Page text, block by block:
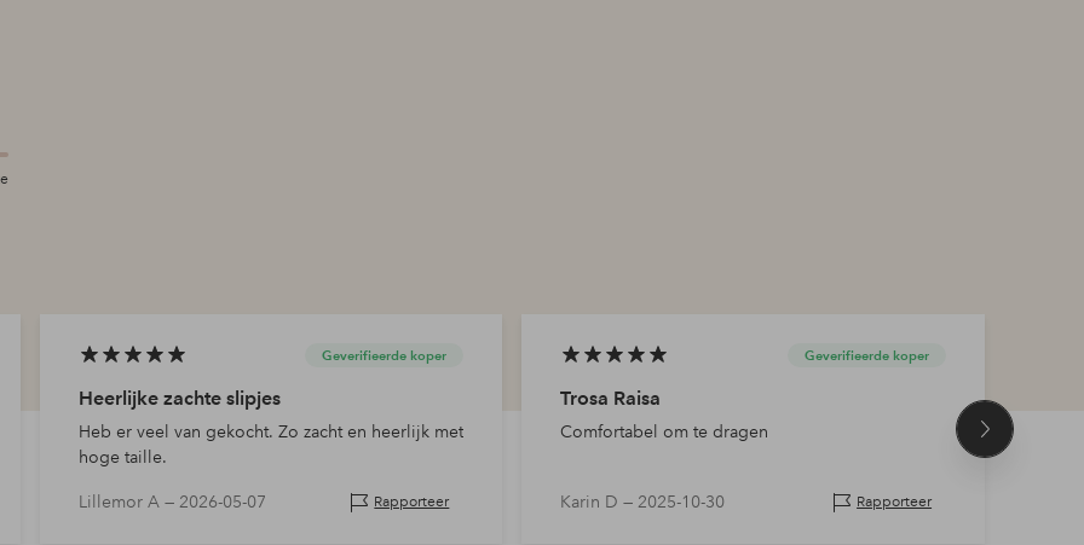
Geverifieerde koper
Heerlijke zachte slipjes
Heb er veel van gekocht. Zo zacht en heerlijk met
hoge taille.
Lillemor A — 2026-05-07 Rapporteer
Geverifieerde koper
Trosa Raisa
Comfortabel om te dragen
Karin D —2025-10-30 Rapporteer
Volgend